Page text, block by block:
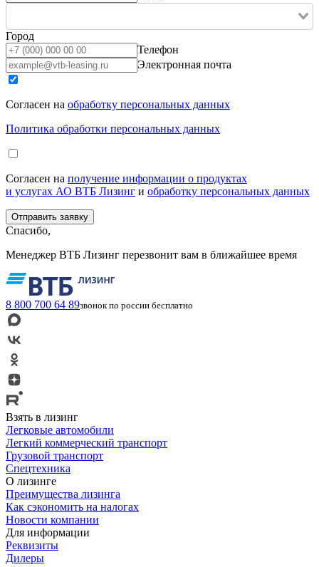
Город
Телефон
Электронная почта
Согласен на обработку персональных данных
Политика обработки персональных данных
Согласен на получение информации о продуктах
и услугах АО ВТБ Лизинг и обработку персональных данных
Спасибо,
Менеджер ВТБ Лизинг перезвонит вам в ближайшее время
8 800 700 64 89звонок по россии бесплатно
Взять в лизинг
Легковые автомобили
Легкий коммерческий транспорт
Грузовой транспорт
Спецтехника
О лизинге
Преимущества лизинга
Как сэкономить на налогах
Новости компании
Для информации
Реквизиты
Дилеры